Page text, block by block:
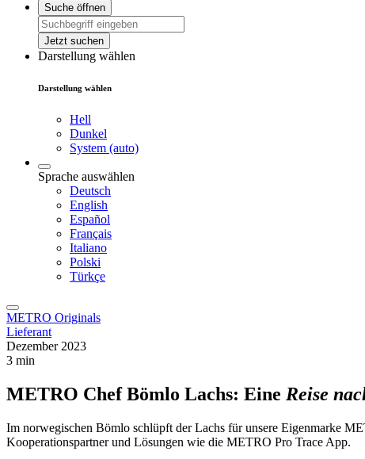
Suche öffnen
Jetzt suchen
Darstellung wählen
Darstellung wählen
Hell
Dunkel
System (auto)
Sprache auswählen
Deutsch
English
Español
Français
Italiano
Polski
Türkçe
METRO Originals
Lieferant
Dezember 2023
3 min
METRO Chef Bömlo Lachs: Eine Reise
Im norwegischen Bömlo schlüpft der Lachs für unsere Eigenmarke
Kooperationspartner und Lösungen wie die METRO Pro Trace App.